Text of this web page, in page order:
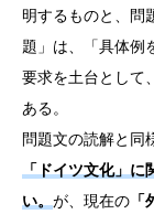
明するものと、問
題」は、「具体例
要求を土台として
ある。
問題文の読解と同
「ドイツ文化」
い。 が、現在の